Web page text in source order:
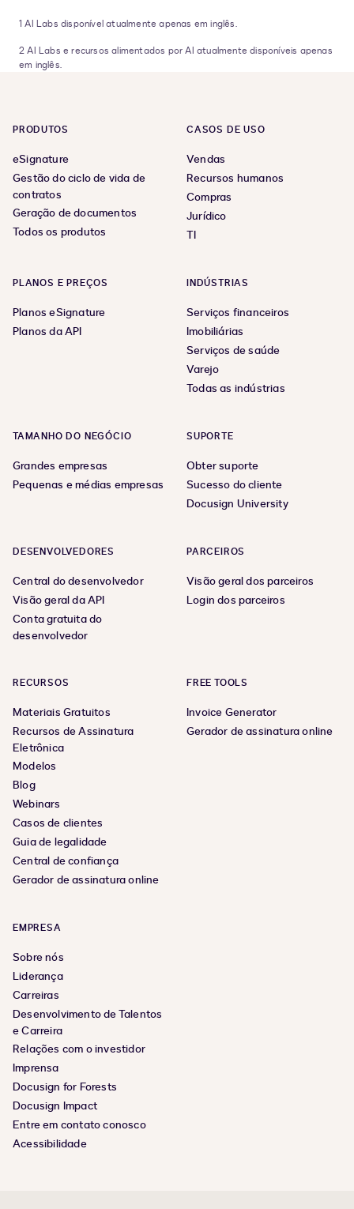
1 AI Labs disponível atualmente apenas em inglês.
2 AI Labs e recursos alimentados por AI atualmente disponíveis apenas
em inglês.
PRODUTOS
eSignature
Gestão do ciclo de vida de
contratos
Geração de documentos
Todos os produtos
CASOS DE USO
Vendas
Recursos humanos
Compras
Jurídico
TI
PLANOS E PREÇOS
Planos eSignature
Planos da API
INDÚSTRIAS
Serviços financeiros
Imobiliárias
Serviços de saúde
Varejo
Todas as indústrias
TAMANHO DO NEGÓCIO
Grandes empresas
Pequenas e médias empresas
SUPORTE
Obter suporte
Sucesso do cliente
Docusign University
DESENVOLVEDORES
Central do desenvolvedor
Visão geral da API
Conta gratuita do
desenvolvedor
PARCEIROS
Visão geral dos parceiros
Login dos parceiros
RECURSOS
Materiais Gratuitos
Recursos de Assinatura
Eletrônica
Modelos
Blog
Webinars
Casos de clientes
Guia de legalidade
Central de confiança
Gerador de assinatura online
FREE TOOLS
Invoice Generator
Gerador de assinatura online
EMPRESA
Sobre nós
Liderança
Carreiras
Desenvolvimento de Talentos
e Carreira
Relações com o investidor
Imprensa
Docusign for Forests
Docusign Impact
Entre em contato conosco
Acessibilidade